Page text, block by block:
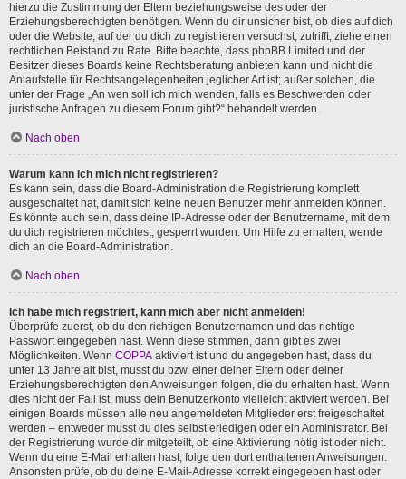
hierzu die Zustimmung der Eltern beziehungsweise des oder der
Erziehungsberechtigten benötigen. Wenn du dir unsicher bist, ob dies auf dich
oder die Website, auf der du dich zu registrieren versuchst, zutrifft, ziehe einen
rechtlichen Beistand zu Rate. Bitte beachte, dass phpBB Limited und der
Besitzer dieses Boards keine Rechtsberatung anbieten kann und nicht die
Anlaufstelle für Rechtsangelegenheiten jeglicher Art ist; außer solchen, die
unter der Frage „An wen soll ich mich wenden, falls es Beschwerden oder
juristische Anfragen zu diesem Forum gibt?“ behandelt werden.
Nach oben
Warum kann ich mich nicht registrieren?
Es kann sein, dass die Board-Administration die Registrierung komplett
ausgeschaltet hat, damit sich keine neuen Benutzer mehr anmelden können.
Es könnte auch sein, dass deine IP-Adresse oder der Benutzername, mit dem
du dich registrieren möchtest, gesperrt wurden. Um Hilfe zu erhalten, wende
dich an die Board-Administration.
Nach oben
Ich habe mich registriert, kann mich aber nicht anmelden!
Überprüfe zuerst, ob du den richtigen Benutzernamen und das richtige
Passwort eingegeben hast. Wenn diese stimmen, dann gibt es zwei
Möglichkeiten. Wenn COPPA aktiviert ist und du angegeben hast, dass du
unter 13 Jahre alt bist, musst du bzw. einer deiner Eltern oder deiner
Erziehungsberechtigten den Anweisungen folgen, die du erhalten hast. Wenn
dies nicht der Fall ist, muss dein Benutzerkonto vielleicht aktiviert werden. Bei
einigen Boards müssen alle neu angemeldeten Mitglieder erst freigeschaltet
werden – entweder musst du dies selbst erledigen oder ein Administrator. Bei
der Registrierung wurde dir mitgeteilt, ob eine Aktivierung nötig ist oder nicht.
Wenn du eine E-Mail erhalten hast, folge den dort enthaltenen Anweisungen.
Ansonsten prüfe, ob du deine E-Mail-Adresse korrekt eingegeben hast oder